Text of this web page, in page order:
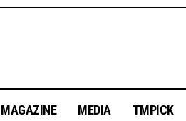
MAGAZINE MEDIA TMPICK